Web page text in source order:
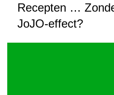
Recepten …
JoJO-effect?